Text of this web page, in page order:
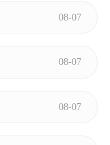
08-07
08-07
08-07